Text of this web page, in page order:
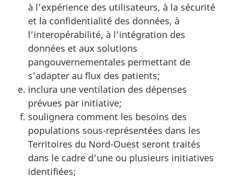
à l’expérience des utilisateurs, à la sécurité
et la confidentialité des données, à
l’interopérabilité, à l’intégration des
données et aux solutions
pangouvernementales permettant de
s’adapter au flux des patients;
inclura une ventilation des dépenses
prévues par initiative;
soulignera comment les besoins des
populations sous-représentées dans les
Territoires du Nord-Ouest seront traités
dans le cadre d’une ou plusieurs initiatives
identifiées;